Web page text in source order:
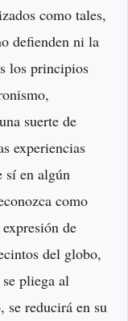
como tales,
defienden ni la
los principios
suerte de
experiencias
sí en algún
como
de
del globo,
pliega al
se reducirá en su